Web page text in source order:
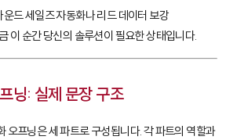
드 세일즈 자동화나 리드 데이터 보강
이 순간 당신의 솔루션이 필요한 상태입니다.
닝: 실제 문장 구조
오프닝은 세 파트로 구성됩니다. 각 파트의 역할과